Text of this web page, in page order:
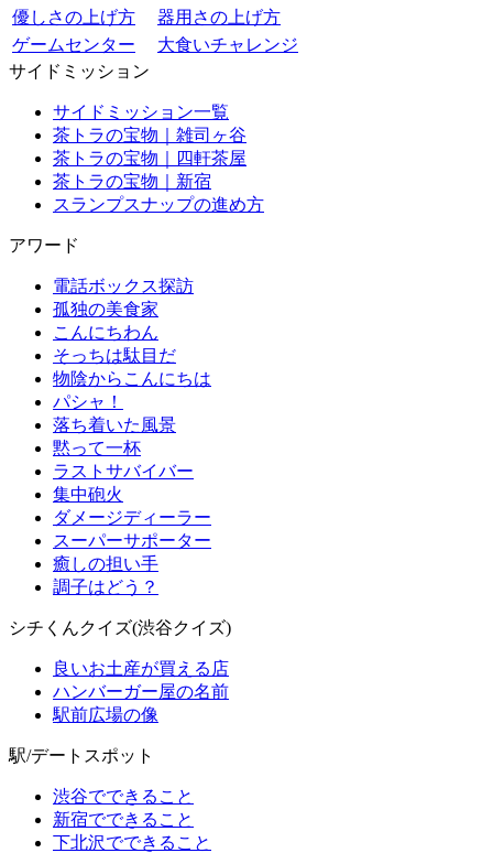
優しさの上げ方
器用さの上げ方
ゲームセンター
大食いチャレンジ
サイドミッション
サイドミッション一覧
茶トラの宝物｜雑司ヶ谷
茶トラの宝物｜四軒茶屋
茶トラの宝物｜新宿
スランプスナップの進め方
アワード
電話ボックス探訪
孤独の美食家
こんにちわん
そっちは駄目だ
物陰からこんにちは
パシャ！
落ち着いた風景
黙って一杯
ラストサバイバー
集中砲火
ダメージディーラー
スーパーサポーター
癒しの担い手
調子はどう？
シチくんクイズ(渋谷クイズ)
良いお土産が買える店
ハンバーガー屋の名前
駅前広場の像
駅/デートスポット
渋谷でできること
新宿でできること
下北沢でできること